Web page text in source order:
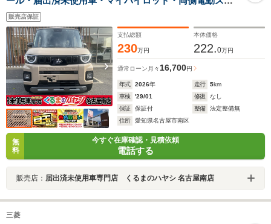
イドドア・シートバックテーブル・アラウンドモニタ
ー・15インチアルミホイール・サーキュレーター・シー
トバックテーブル
販売店保証
支払総額
230万円
本体価格
222.0万円
通常ローン 月々 16,700円
年式 2026年 走行 5km
車検
'29/01 修復
なし
保証
保証付 整備
法定整備無
住所
愛知県名古屋市南区
無
料
今すぐ在庫確認・見積依頼
電話する
販売店： 届出済未使用車専門店 くるまのハヤシ 名古屋南店
三菱